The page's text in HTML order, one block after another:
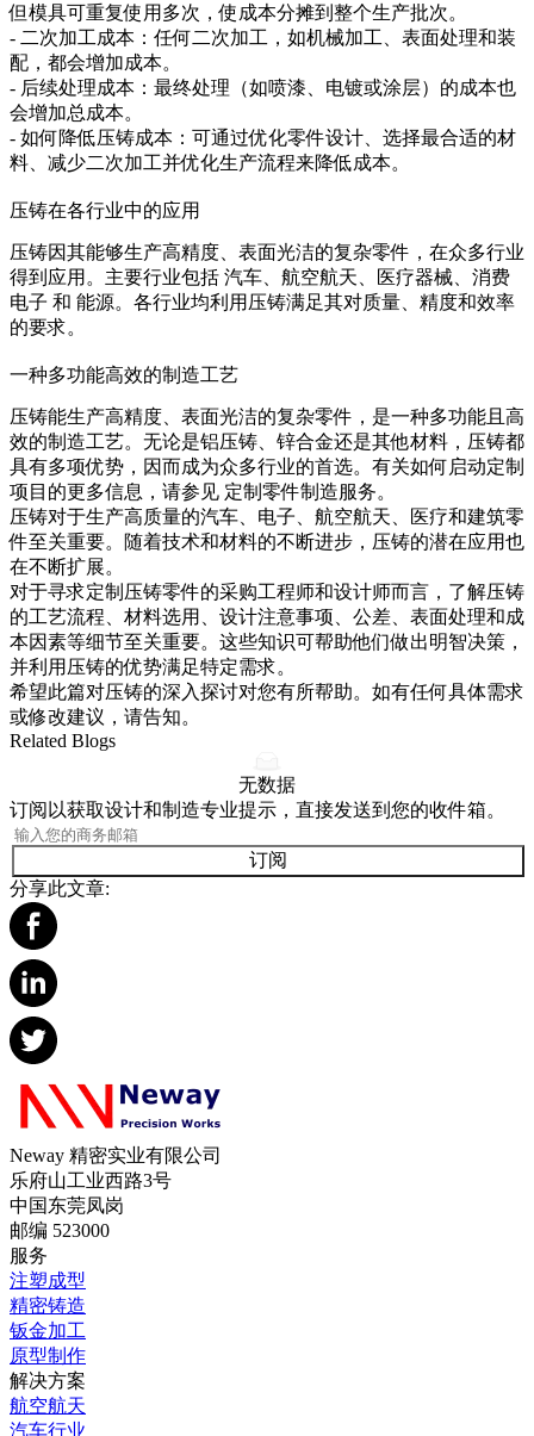
但模具可重复使用多次，使成本分摊到整个生产批次。
- 二次加工成本 ：任何二次加工，如机械加工、表面处理和装
配，都会增加成本。
- 后续处理成本 ：最终处理（如喷漆、电镀或涂层）的成本也
会增加总成本。
- 如何降低压铸成本 ：可通过优化零件设计、选择最合适的材
料、减少二次加工并优化生产流程来降低成本。
压铸在各行业中的应用
压铸因其能够生产高精度、表面光洁的复杂零件，在众多行业
得到应用。主要行业包括 汽车 航空航天 医疗器械
消费
电子 和 能源。各行业均利用压铸满足其对质量、精度和效率
的要求。
一种多功能高效的制造工艺
压铸能生产高精度、表面光洁的复杂零件，是一种多功能且高
效的制造工艺。无论是铝压铸、锌合金还是其他材料，压铸都
具有多项优势，因而成为众多行业的首选。有关如何启动定制
项目的更多信息，请参见 定制零件制造服务。
压铸对于生产高质量的汽车、电子、航空航天、医疗和建筑零
件至关重要。随着技术和材料的不断进步，压铸的潜在应用也
在不断扩展。
对于寻求定制压铸零件的采购工程师和设计师而言，了解压铸
的工艺流程、材料选用、设计注意事项、公差、表面处理和成
本因素等细节至关重要。这些知识可帮助他们做出明智决策，
并利用压铸的优势满足特定需求。
希望此篇对压铸的深入探讨对您有所帮助。如有任何具体需求
或修改建议，请告知。
Related Blogs
无数据
订阅以获取设计和制造专业提示，直接发送到您的收件箱。
订阅
分享此文章:
Neway 精密实业有限公司
乐府山工业西路3号
中国东莞凤岗
邮编 523000
服务
注塑成型
精密铸造
钣金加工
原型制作
解决方案
航空航天
汽车行业